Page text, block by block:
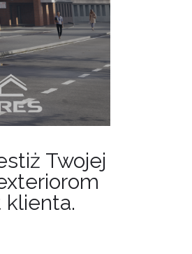
Twojej
klienta.